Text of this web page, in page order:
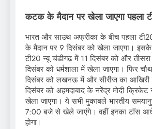
कटक के मैदान पर खेला जाएगा पहला
भारत और साउथ अफ्रीका के बीच पहला
के मैदान पर 9 दिसंबर को खेला जाएगा। इसके
टी20 न्यू चंडीगढ़ में 11 दिसंबर को और
दिसंबर को धर्मशाला में खेला जाएगा। फिर
दिसंबर को लखनऊ में और सीरीज का आखिरी
दिसंबर को अहमदाबाद के नरेंद्र मोदी क्रिकेट
खेला जाएगा। ये सभी मुकाबले भारतीय
7:00 बजे से खेले जाएंगे। वहीं इनका टॉस
होगा।